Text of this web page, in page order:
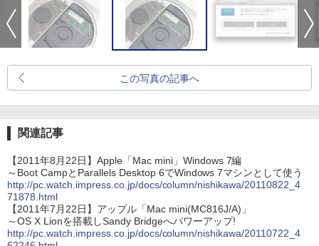
この写真の記事へ
関連記事
【2011年8月22日】Apple「Mac mini」Windows 7編
～Boot CampとParallels Desktop 6でWindows 7マシンとして使う
http://pc.watch.impress.co.jp/docs/column/nishikawa/20110822_4
71878.html
【2011年7月22日】アップル「Mac mini(MC816J/A)」
～OS X Lionを搭載しSandy Bridgeへパワーアップ!
http://pc.watch.impress.co.jp/docs/column/nishikawa/20110722_4